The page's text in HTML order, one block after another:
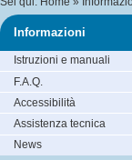
Informazioni
Istruzioni e manuali
F.A.Q.
Accessibilità
Assistenza tecnica
News